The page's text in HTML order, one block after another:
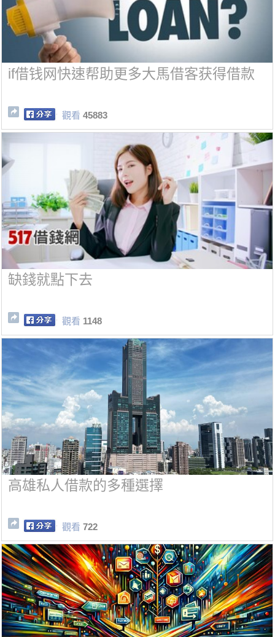
if借钱网快速帮助更多大馬借客获得借款
觀看 45883
缺錢就點下去
觀看 1148
高雄私人借款的多種選擇
觀看 722